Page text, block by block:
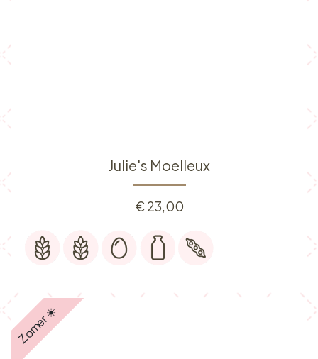
Julie's Moelleux
€23,00
Zomer ☀️